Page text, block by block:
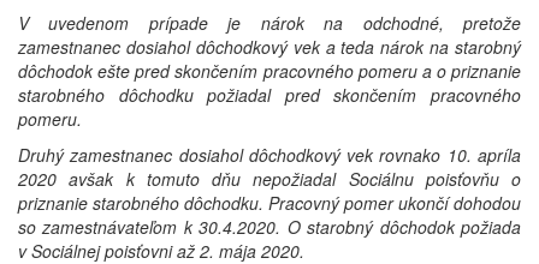
V uvedenom prípade je nárok na odchodné, pretože
zamestnanec dosiahol dôchodkový vek a teda nárok na starobný
dôchodok ešte pred skončením pracovného pomeru a o priznanie
starobného dôchodku požiadal pred skončením pracovného
pomeru.
Druhý zamestnanec dosiahol dôchodkový vek rovnako 10. apríla
2020 avšak k tomuto dňu nepožiadal Sociálnu poisťovňu o
priznanie starobného dôchodku. Pracovný pomer ukončí dohodou
so zamestnávateľom k 30.4.2020. O starobný dôchodok požiada
v Sociálnej poisťovni až 2. mája 2020.